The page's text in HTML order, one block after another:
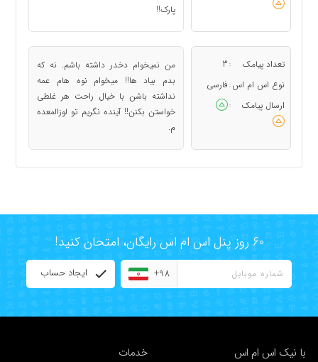
پارک!!
تعداد پیامک :
3
نوع اس ام اس : فارسی
ارسال پیامک
:
من نمیخوام دخدر داشته باشم. نه که
بدم بیاد ها!! میخوام نوه هام عمه
نداشته باشن با خیال راحت هر غلطی
خواستن بکنن!! آینده نگریم تو لوزالمعده
م.
60 روز پنل اس ام اس رایگان، امتحان کنید!
+98 ایجاد حساب
با نیک اس ام اس خدمات